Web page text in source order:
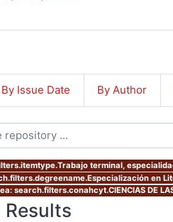
By Issue Date By Author
terminal,
en
search.filters.conahcyt.CIENCIAS DE
Results